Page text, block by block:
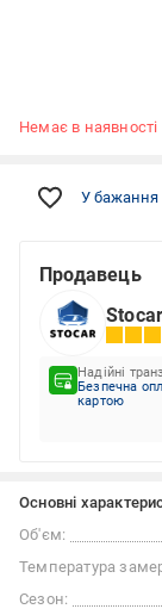
Немає в наявності
У бажання
Продавець
Надійні
Безпечна
картою
Основні
Об'єм:
Температура
Сезон: